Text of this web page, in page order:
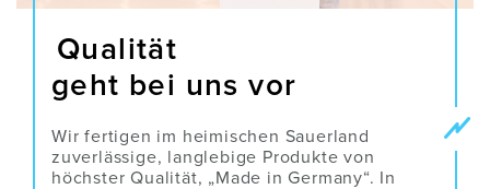
Qualität
geht bei uns vor
Wir fertigen im heimischen Sauerland
zuverlässige, langlebige Produkte von
höchster Qualität, „Made in Germany“. In